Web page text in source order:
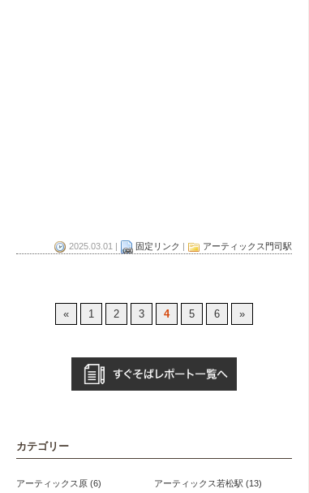
2025.03.01 | 固定リンク | アーティックス門司駅
« 1 2 3 4 5 6 »
カテゴリー
アーティックス原 (6) アーティックス若松駅 (13)